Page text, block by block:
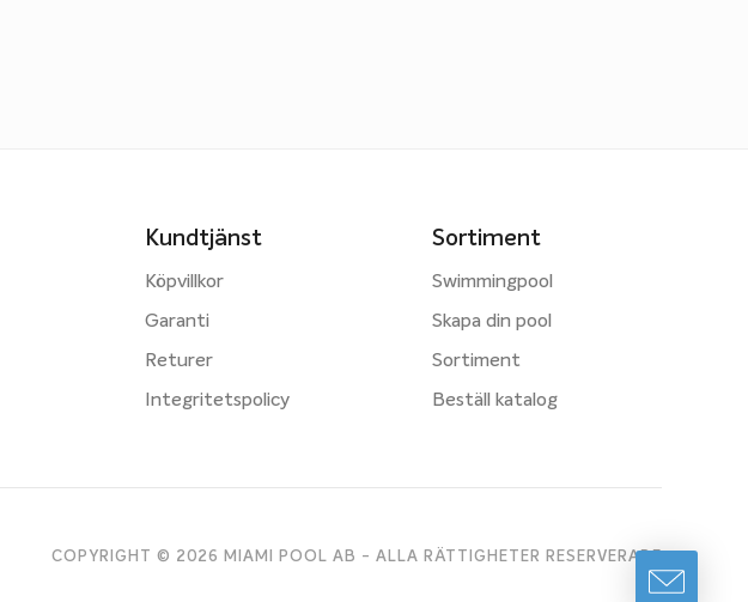
Sortiment
Swimmingpool
Skapa din pool
Sortiment
Beställ katalog
Kundtjänst
Köpvillkor
Garanti
Returer
Integritetspolicy
COPYRIGHT © 2026 MIAMI POOL AB - ALLA RÄTTIGHETER RESERVERADE